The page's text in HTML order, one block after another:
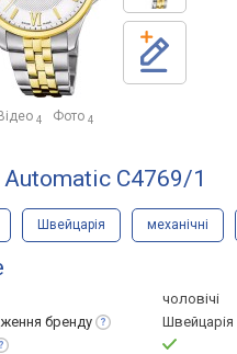
Відео 4 Фото 4
Automatic C4769/1
Швейцарія механічні
чоловічі
бренду
Швейцарія